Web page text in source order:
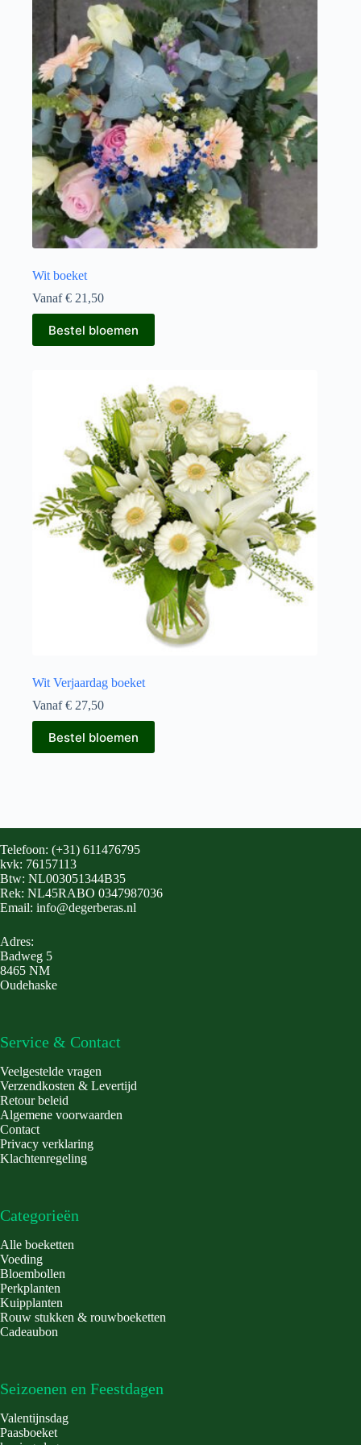
gekozen
worden
op
de
productpagina
Wit boeket
Vanaf€ 21,50
Bestel bloemen
Dit
product
heeft
worden
productpagina
Wit Verjaardag boeket
Vanaf€ 27,50
Bestel bloemen
Dit
product
heeft
kan
gekozen
worden
op
de
productpagina
Telefoon: (+31) 611476795
kvk: 76157113
Btw: NL003051344B35
Rek: NL45RABO 0347987036
Email: info@degerberas.nl
Adres:
Badweg 5
8465 NM
Oudehaske
Service & Contact
Veelgestelde vragen
Verzendkosten & Levertijd
Retour beleid
Algemene voorwaarden
Contact
Privacy verklaring
Klachtenregeling
Categorieën
Alle boeketten
Voeding
Bloembollen
Perkplanten
Kuipplanten
Rouw stukken & rouwboeketten
Cadeaubon
Seizoenen en Feestdagen
Valentijnsdag
Paasboeket